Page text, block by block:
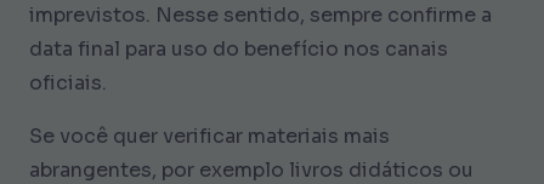
imprevistos. Nesse sentido, sempre confirme a
data final para uso do benefício nos canais
oficiais.
Se você quer verificar materiais mais
abrangentes, por exemplo livros didáticos ou